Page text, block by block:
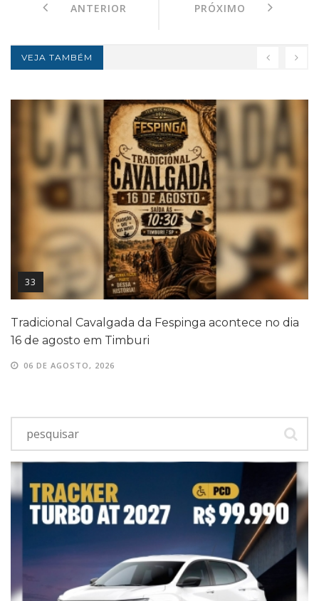
ANTERIOR PRÓXIMO
VEJA TAMBÉM
33
Tradicional Cavalgada da Fespinga acontece no dia
16 de agosto em Timburi
06 DE AGOSTO, 2026